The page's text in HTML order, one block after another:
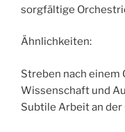
sorgfältige
Ähnlichkeiten:
Streben nach einem
Wissenschaft und
Subtile Arbeit an